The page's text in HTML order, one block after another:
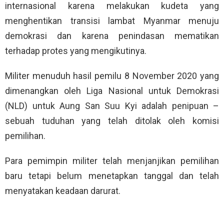
internasional karena melakukan kudeta yang
menghentikan transisi lambat Myanmar menuju
demokrasi dan karena penindasan mematikan
terhadap protes yang mengikutinya.
Militer menuduh hasil pemilu 8 November 2020 yang
dimenangkan oleh Liga Nasional untuk Demokrasi
(NLD) untuk Aung San Suu Kyi adalah penipuan –
sebuah tuduhan yang telah ditolak oleh komisi
pemilihan.
Para pemimpin militer telah menjanjikan pemilihan
baru tetapi belum menetapkan tanggal dan telah
menyatakan keadaan darurat.